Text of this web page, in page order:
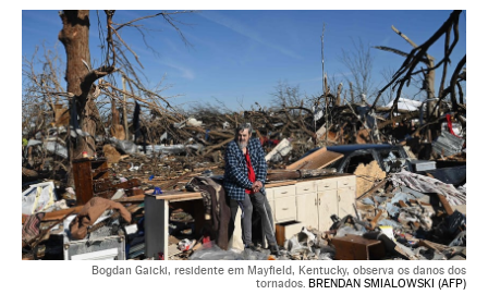
Bogdan Gaicki, residente em Mayfield, Kentucky, observa os danos dos
tornados. BRENDAN SMIALOWSKI (AFP)